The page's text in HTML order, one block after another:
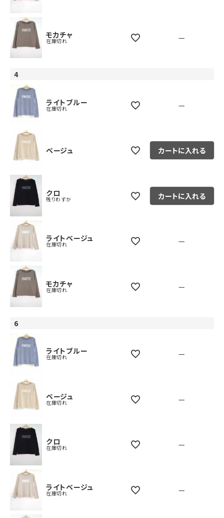
モカチャ
在庫切れ —
4
ライトブルー
在庫切れ —
ベージュ カートに入れる
クロ
残りわずか カートに入れる
ライトベージュ
在庫切れ —
モカチャ
在庫切れ —
6
ライトブルー
在庫切れ —
ベージュ
在庫切れ —
クロ
在庫切れ —
ライトベージュ
在庫切れ —